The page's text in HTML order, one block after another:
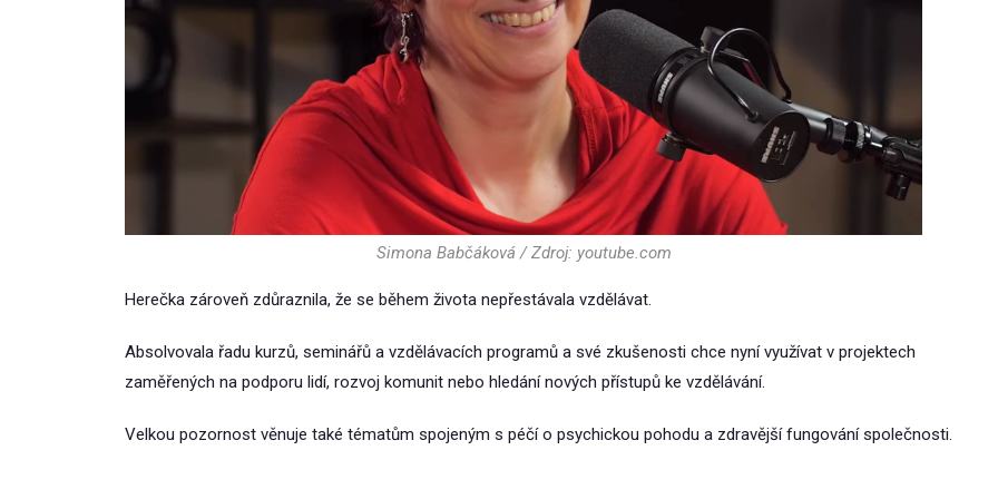
Simona Babčáková / Zdroj: youtube.com
Herečka zároveň zdůraznila, že se během života nepřestávala vzdělávat.
Absolvovala řadu kurzů, seminářů a vzdělávacích programů a své zkušenosti chce nyní využívat v projektech
zaměřených na podporu lidí, rozvoj komunit nebo hledání nových přístupů ke vzdělávání.
Velkou pozornost věnuje také tématům spojeným s péčí o psychickou pohodu a zdravější fungování společnosti.